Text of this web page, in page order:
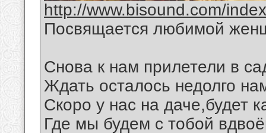
http://www.bisound.com/
Посвящается любимой
Снова к нам прилетели в
Ждать осталось недолго
Скоро у нас на даче,будет
Где мы будем с тобой